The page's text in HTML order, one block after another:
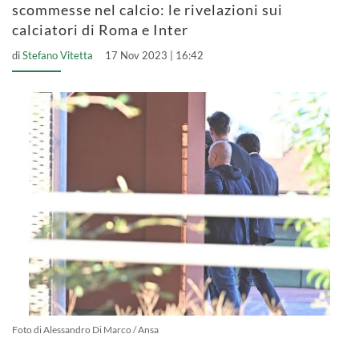
scommesse nel calcio: le rivelazioni sui
calciatori di Roma e Inter
diStefano Vitetta 17 Nov 2023 | 16:42
Foto di Alessandro Di Marco / Ansa